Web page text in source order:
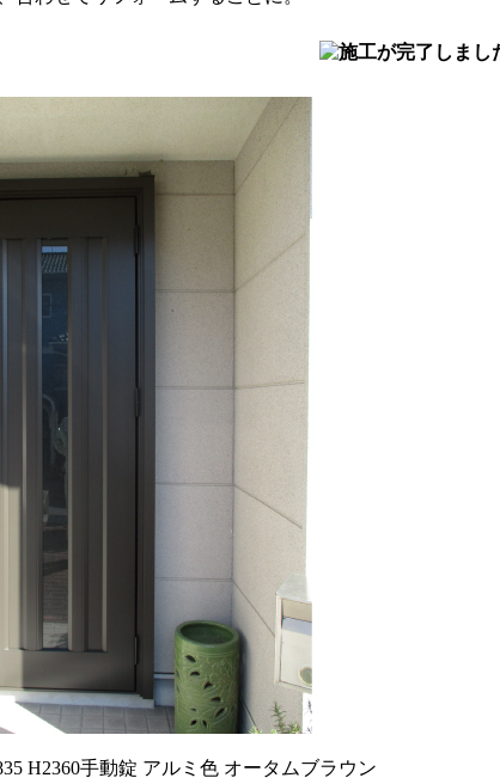
H2360⼿動錠 アルミ⾊ オータムブラウン